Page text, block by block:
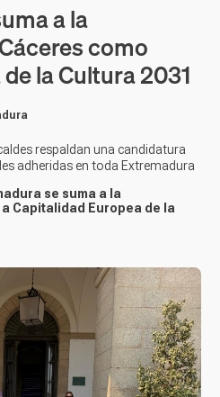
a la
como
la Cultura 2031
respaldan una candidatura
adheridas en toda Extremadura
se suma a la
Capitalidad Europea de la